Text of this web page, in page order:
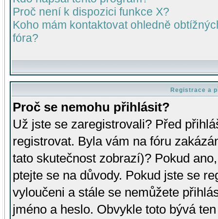
Proč není k dispozici funkce X?
Koho mám kontaktovat ohledně
fóra?
Registrace a
Proč se nemohu přihlásit?
Už jste se zaregistrovali? Před
registrovat. Byla vám na fóru
tato skutečnost zobrazí)? Pokud
ptejte se na důvody. Pokud jste se
vyloučeni a stále se nemůžete
jméno a heslo. Obvykle toto bývá